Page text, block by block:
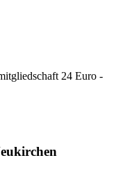
24 Euro -